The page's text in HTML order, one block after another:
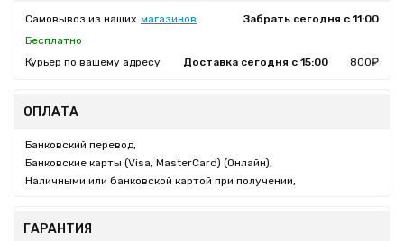
Самовывоз из наших магазинов
Забрать сегодня с 11:00
Бесплатно
Курьер по вашему адресу
Доставка сегодня с 15:00 800₽
ОПЛАТА
Банковский перевод,
Банковские карты (Visa, MasterCard) (Онлайн),
Наличными или банковской картой при получении,
ГАРАНТИЯ